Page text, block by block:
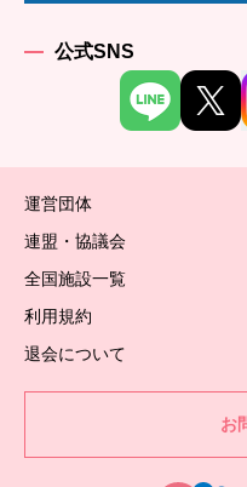
公式SNS
運営団体
連盟・協議会
全国施設一覧
利用規約
退会について
お